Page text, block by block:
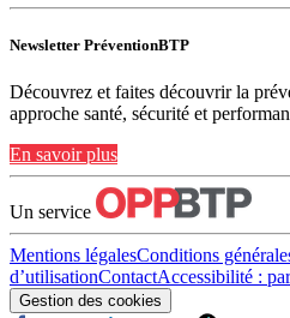
Newsletter PréventionBTP
Découvrez et faites découvrir la
approche santé, sécurité et
En savoir plus
Un service
Mentions légalesConditions
d’utilisationContactAccessibilité :
Gestion des cookies